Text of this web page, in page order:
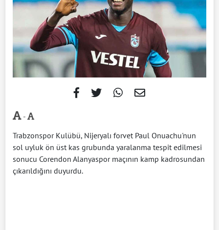
-
Trabzonspor Kulübü, Nijeryalı forvet Paul Onuachu'nun
sol uyluk ön üst kas grubunda yaralanma tespit edilmesi
sonucu Corendon Alanyaspor maçının kamp kadrosundan
çıkarıldığını duyurdu.